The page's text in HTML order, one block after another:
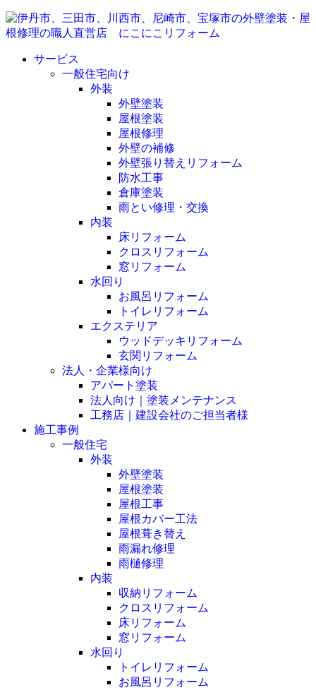
サービス
一般住宅向け
外装
外壁塗装
屋根塗装
屋根修理
外壁の補修
外壁張り替えリフォーム
防水工事
倉庫塗装
雨とい修理・交換
内装
床リフォーム
クロスリフォーム
窓リフォーム
水回り
お風呂リフォーム
トイレリフォーム
エクステリア
ウッドデッキリフォーム
玄関リフォーム
法人・企業様向け
アパート塗装
法人向け｜塗装メンテナンス
工務店｜建設会社のご担当者様
施工事例
一般住宅
外装
外壁塗装
屋根塗装
屋根工事
屋根カバー工法
屋根葺き替え
雨漏れ修理
雨樋修理
内装
収納リフォーム
クロスリフォーム
床リフォーム
窓リフォーム
水回り
トイレリフォーム
お風呂リフォーム